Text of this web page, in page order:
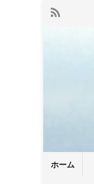
ホーム